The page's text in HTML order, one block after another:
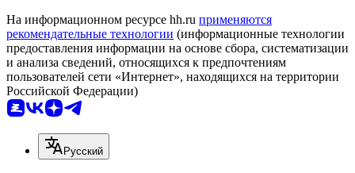
На информационном ресурсе hh.ru применяются
рекомендательные технологии (информационные технологии
предоставления информации на основе сбора, систематизации
и анализа сведений, относящихся к предпочтениям
пользователей сети «Интернет», находящихся на территории
Российской Федерации)
Русский